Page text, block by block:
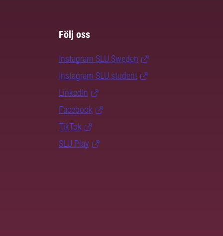
Följ oss
Instagram SLU.Sweden
Instagram SLU.student
LinkedIn
Facebook
TikTok
SLU Play